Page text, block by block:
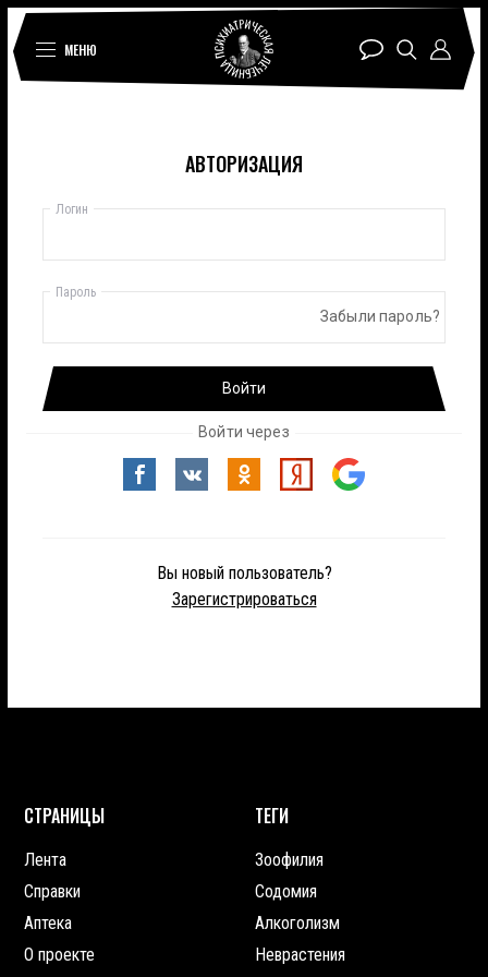
МЕНЮ
АВТОРИЗАЦИЯ
Логин
Пароль
Забыли пароль?
Войти
Войти через
Вы новый пользователь?
Зарегистрироваться
СТРАНИЦЫ
Лента
Справки
Аптека
О проекте
ТЕГИ
Зоофилия
Содомия
Алкоголизм
Неврастения